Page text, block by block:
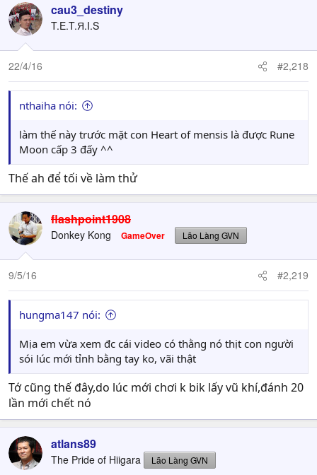
c
t
i
o
n
:
cau3_destiny
T.E.T.Я.I.S
22/4/16 #2,218
nthaiha nói:
làm thế này trước mặt con Heart of mensis là được Rune
Moon cấp 3 đấy ^^
Thế ah để tối về làm thử
flashpoint1908
Donkey Kong GameOver Lão Làng GVN
9/5/16 #2,219
hungma147 nói:
Mịa em vừa xem đc cái video có thằng nó thịt con người
sói lúc mới tỉnh bằng tay ko, vãi thật
Tớ cũng thế đây,do lúc mới chơi k bik lấy vũ khí,đánh 20
lần mới chết nó
atlans89
The Pride of Hiigara Lão Làng GVN